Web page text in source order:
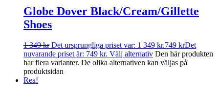
Globe Dover Black/Cream/Gillette
Shoes
1 349kr Det ursprungliga priset var: 1 349 kr.749 krDet
nuvarande priset är: 749 kr. Välj alternativ Den här produkten
har flera varianter. De olika alternativen kan väljas på
produktsidan
Rea!